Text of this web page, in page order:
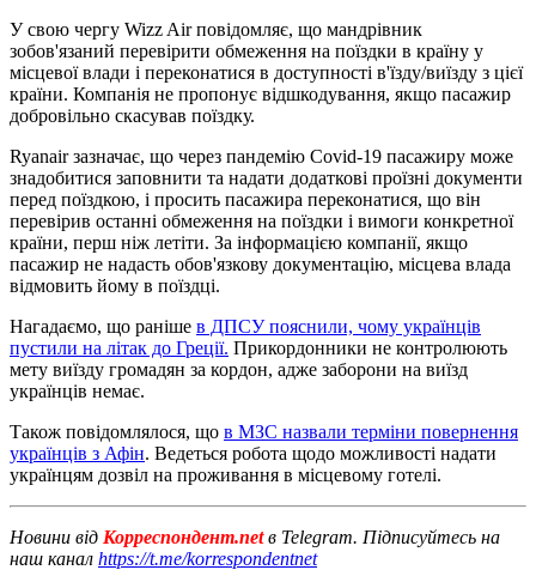
У свою чергу Wizz Air повідомляє, що мандрівник
зобов'язаний перевірити обмеження на поїздки в країну у
місцевої влади і переконатися в доступності в'їзду/виїзду з цієї
країни. Компанія не пропонує відшкодування, якщо пасажир
добровільно скасував поїздку.
Ryanair зазначає, що через пандемію Covid-19 пасажиру може
знадобитися заповнити та надати додаткові проїзні документи
перед поїздкою, і просить пасажира переконатися, що він
перевірив останні обмеження на поїздки і вимоги конкретної
країни, перш ніж летіти. За інформацією компанії, якщо
пасажир не надасть обов'язкову документацію, місцева влада
відмовить йому в поїздці.
Нагадаємо, що раніше в ДПСУ пояснили, чому українців
пустили на літак до Греції. Прикордонники не контролюють
мету виїзду громадян за кордон, адже заборони на виїзд
українців немає.
Також повідомлялося, що в МЗС назвали терміни повернення
українців з Афін. Ведеться робота щодо можливості надати
українцям дозвіл на проживання в місцевому готелі.
Новини від Корреспондент.netв Telegram. Підписуйтесь на
наш канал https://t.me/korrespondentnet